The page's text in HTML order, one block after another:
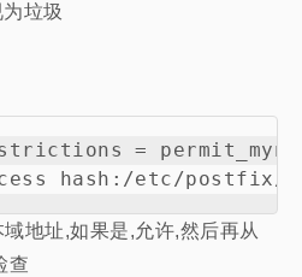
垃圾
=
地址,如果是,允许,然后再从
查